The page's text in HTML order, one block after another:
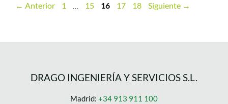
← Anterior 1 … 15 16 17 18 Siguiente →
DRAGO INGENIERÍA Y SERVICIOS S.L.
Madrid: +34 913 911 100